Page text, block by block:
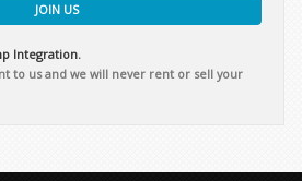
JOIN US
Integration.
to us and we will never rent or sell your